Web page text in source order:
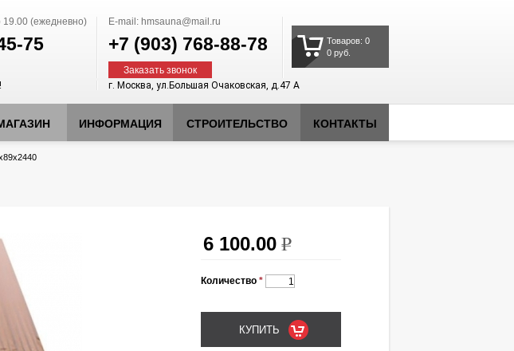
19.00 (ежедневно)
75
E-mail: hmsauna@mail.ru
+7 (903) 768-88-78
Заказать звонок
Товаров: 0
0 руб.
г. Москва, ул.Большая Очаковская, д.47 А
ИНФОРМАЦИЯ СТРОИТЕЛЬСТВО КОНТАКТЫ
6 100.00 k
Количество *